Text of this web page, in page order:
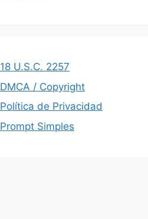
18 U.S.C. 2257
DMCA / Copyright
Política de Privacidad
Prompt Simples